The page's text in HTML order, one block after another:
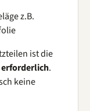
z.B.
ist die
erforderlich.
keine